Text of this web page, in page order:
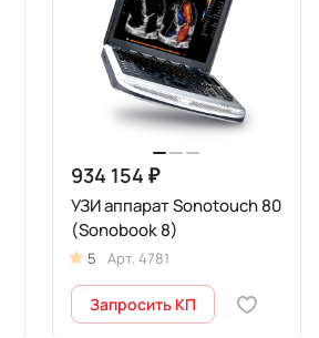
934 154 ₽
УЗИ аппарат Sonotouch 80
(Sonobook 8)
5 Арт. 4781
Запросить КП